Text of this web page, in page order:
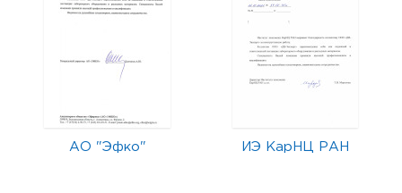
АО "Эфко" ИЭ КарНЦ РАН